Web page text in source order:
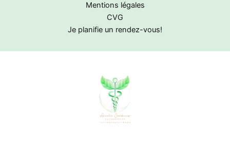
Mentions légales
CVG
Je planifie un rendez-vous!